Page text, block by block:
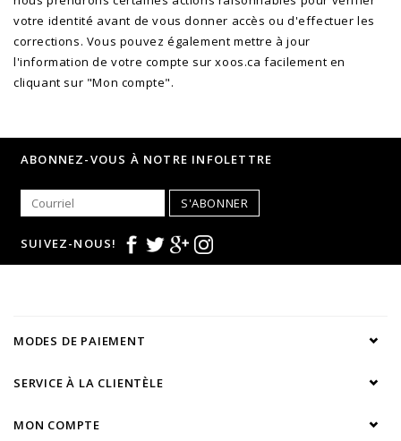
votre identité avant de vous donner accès ou d'effectuer les
corrections. Vous pouvez également mettre à jour
l'information de votre compte sur xoos.ca facilement en
cliquant sur "Mon compte".
ABONNEZ-VOUS À NOTRE INFOLETTRE
S'ABONNER
SUIVEZ-NOUS!
MODES DE PAIEMENT
SERVICE À LA CLIENTÈLE
MON COMPTE